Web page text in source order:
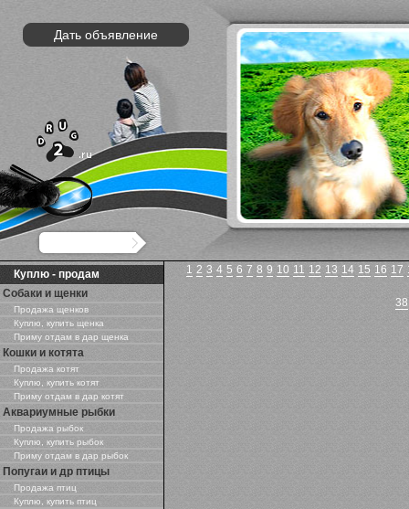
Дать объявление
1 2 3 4 5 6 7 8 9 10 11 12 13 14 15 16 17
38
Куплю - продам
Собаки и щенки
Продажа щенков
Куплю, купить щенка
Приму отдам в дар щенка
Кошки и котята
Продажа котят
Куплю, купить котят
Приму отдам в дар котят
Аквариумные рыбки
Продажа рыбок
Куплю, купить рыбок
Приму отдам в дар рыбок
Попугаи и др птицы
Продажа птиц
Куплю, купить птиц